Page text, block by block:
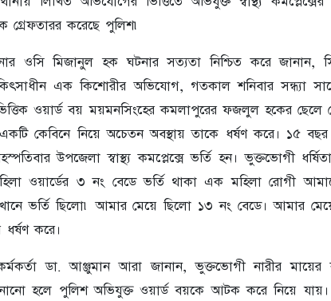
করেছে পুলিশ৷
ওসি মিজানুল হক ঘটনার সত্যতা নিশ্চিত করে জানান,
এক কিশোরীর অভিযোগ, গতকাল শনিবার সন্ধ্যা
ভিত্তিক ওয়ার্ড বয় ময়মনসিংহের কমলাপুরের ফজলুল হকের ছেলে
একটি কেবিনে নিয়ে অচেতন অবস্থায় তাকে ধর্ষণ করে। ১৫
উপজেলা স্বাস্থ্য কমপ্লেক্সে ভর্তি হন। ভুক্তভোগী
ওয়ার্ডের ৩ নং বেডে ভর্তি থাকা এক মহিলা রোগী
ভর্তি ছিলো৷ আমার মেয়ে ছিলো ১৩ নং বেডে। আমার
করে।
ডা. আঞ্জুমান আরা জানান, ভুক্তভোগী নারীর
হলে পুলিশ অভিযুক্ত ওয়ার্ড বয়কে আটক করে নিয়ে